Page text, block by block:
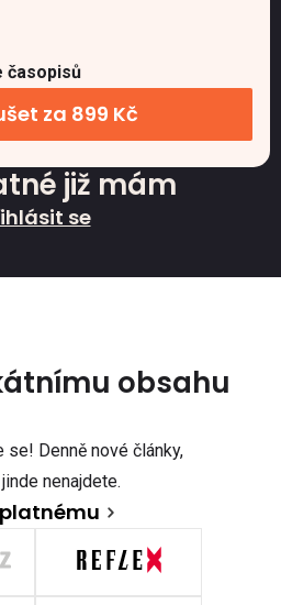
časopisů
za 899 Kč
již mám
se
obsahu
se! Denně nové články,
nenajdete.